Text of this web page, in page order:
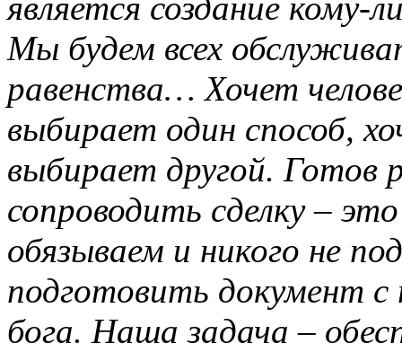
является создание кому-
Мы будем всех
равенства… Хочет
выбирает один способ,
выбирает другой. Готов
сопроводить сделку –
обязываем и никого не
подготовить документ
бога. Наша задача –